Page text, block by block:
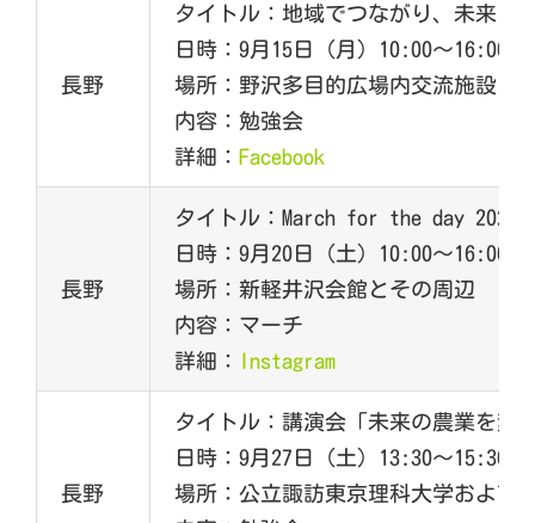
長野
タイトル：地域でつながり、未来を
日時：9月15日（月）10:00～16:00
場所：野沢多目的広場内交流施設（
内容：勉強会
詳細： Facebook
長野
タイトル：March for the day 2025
日時：9月20日（土）10:00～16:00
場所：新軽井沢会館とその周辺
内容：マーチ
詳細： Instagram
長野
タイトル：講演会「未来の農業を変
日時：9月27日（土）13:30～15:30
場所：公立諏訪東京理科大学および